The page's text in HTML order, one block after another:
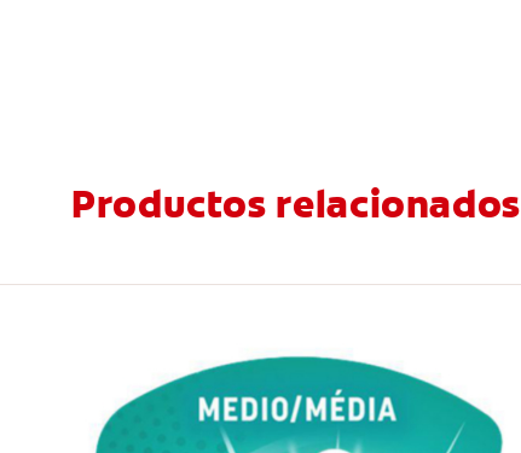
Productos relacionados